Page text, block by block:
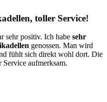
toller Service!
sehr positiv. Ich habe sehr
genossen. Man wird
fühlt sich direkt wohl dort. Die
aufmerksam.